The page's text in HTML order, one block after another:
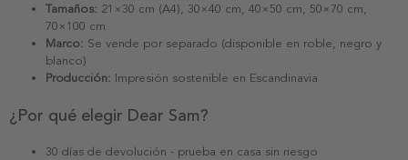
Tamaños: 21×30 cm (A4), 30×40 cm, 40×50 cm, 50×70 cm,
70×100 cm
Marco: Se vende por separado (disponible en roble, negro y
blanco)
Producción: Impresión sostenible en Escandinavia
¿Por qué elegir Dear Sam?
30 días de devolución - prueba en casa sin riesgo